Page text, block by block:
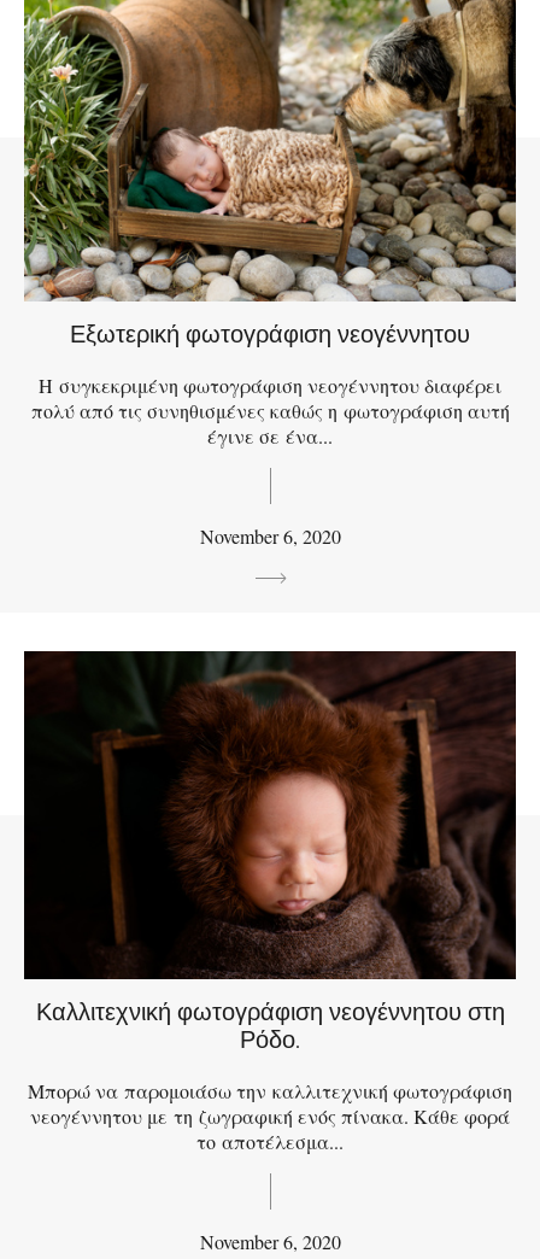
Εξωτερική φωτογράφιση νεογέννητου
Η συγκεκριμένη φωτογράφιση νεογέννητου διαφέρει
πολύ από τις συνηθισμένες καθώς η φωτογράφιση αυτή
έγινε σε ένα...
November 6, 2020
Καλλιτεχνική φωτογράφιση νεογέννητου στη
Ρόδο.
Μπορώ να παρομοιάσω την καλλιτεχνική φωτογράφιση
νεογέννητου με τη ζωγραφική ενός πίνακα. Κάθε φορά
το αποτέλεσμα...
November 6, 2020